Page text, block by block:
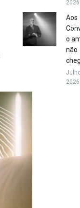
2026
Aos
o
não
2026